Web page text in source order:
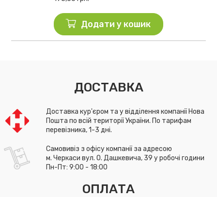
Додати у кошик
ДОСТАВКА
Доставка кур'єром та у відділення компанії Нова
Пошта по всій території України. По тарифам
перевізника, 1-3 дні.
Самовивіз з офісу компанії за адресою
м. Черкаси вул. О. Дашкевича, 39 у робочі години
Пн-Пт: 9:00 - 18:00
ОПЛАТА